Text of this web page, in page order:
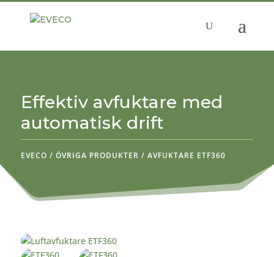
Effektiv avfuktare med
automatisk drift
EVECO / ÖVRIGA PRODUKTER / AVFUKTARE ETF360